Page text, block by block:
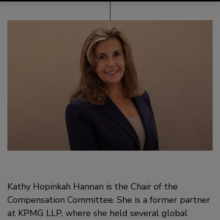
Kathy Hopinkah Hannan is the Chair of the
Compensation Committee. She is a former partner
at KPMG LLP, where she held several global